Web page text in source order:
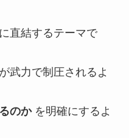
直結するテーマで
武力で制圧されるよ
のかを明確にするよ